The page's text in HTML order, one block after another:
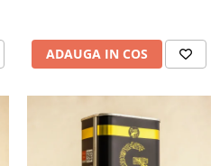
ADAUGA IN COS